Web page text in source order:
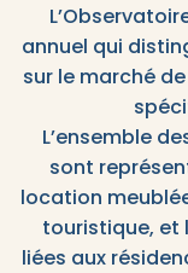
annuel qui
sur le marché
L’ensemble
sont
location
touristique, et
liées aux